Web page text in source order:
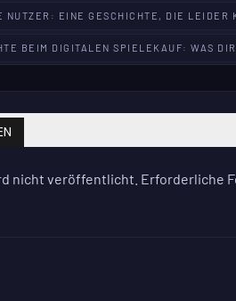
NUTZER: EINE GESCHICHTE, DIE LEIDER
BEIM DIGITALEN SPIELEKAUF: WAS
nicht veröffentlicht. Erforderliche